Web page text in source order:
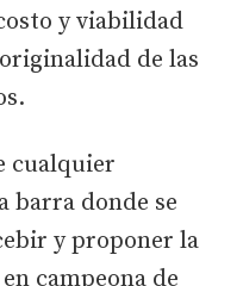
y viabilidad
de las
cualquier
barra donde se
y proponer la
campeona de